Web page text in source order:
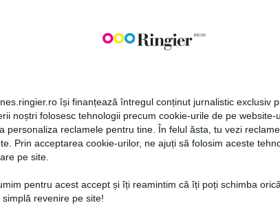
își finanțează întregul conținut jurnalistic exclusiv
noștri folosesc tehnologii precum cookie-urile de pe website-
personaliza reclamele pentru tine. În felul ăsta, tu vezi
Prin acceptarea cookie-urilor, ne ajuți să folosim aceste
pe site.
pentru acest accept și îți reamintim că îți poți schimba
simplă revenire pe site!